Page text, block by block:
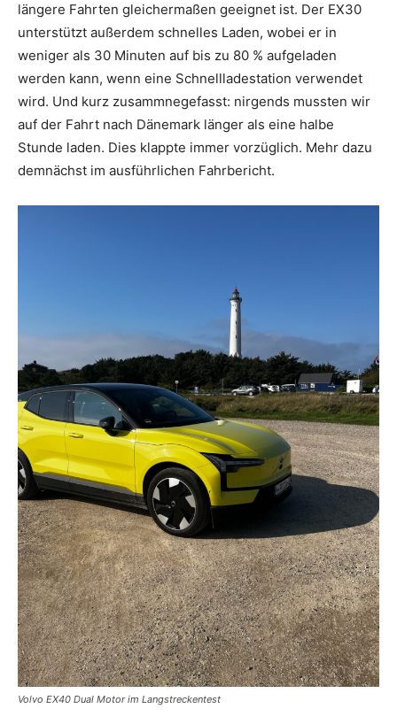
längere Fahrten gleichermaßen geeignet ist. Der EX30
unterstützt außerdem schnelles Laden, wobei er in
weniger als 30 Minuten auf bis zu 80 % aufgeladen
werden kann, wenn eine Schnellladestation verwendet
wird. Und kurz zusammnegefasst: nirgends mussten wir
auf der Fahrt nach Dänemark länger als eine halbe
Stunde laden. Dies klappte immer vorzüglich. Mehr dazu
demnächst im ausführlichen Fahrbericht.
Volvo EX40 Dual Motor im Langstreckentest